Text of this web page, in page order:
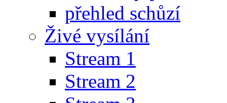
přehled schůzí
Živé vysílání
Stream 1
Stream 2